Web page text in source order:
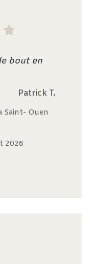

bout en
Patrick T.
Saint- Ouen
2026